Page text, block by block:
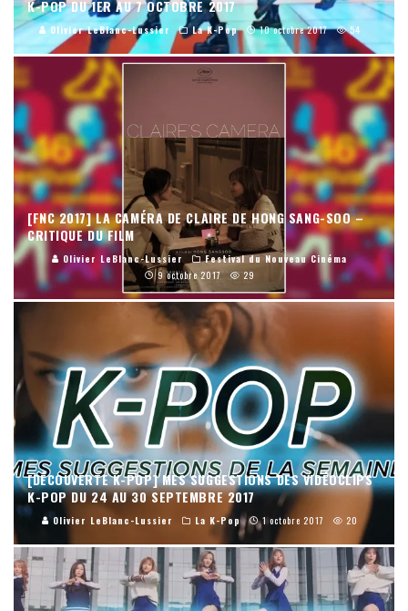
K-POP DU 1ER AU 7 OCTOBRE 2017
Olivier LeBlanc-Lussier La K-Pop 10 octobre 2017 54
[FNC 2017] LA CAMÉRA DE CLAIRE DE HONG SANG-SOO –
CRITIQUE DU FILM
Olivier LeBlanc-Lussier
Festival du Nouveau Cinéma
9 octobre 2017
29
[DÉCOUVERTE K-POP] MES SUGGESTIONS DES VIDÉOCLIPS
K-POP DU 24 AU 30 SEPTEMBRE 2017
Olivier LeBlanc-Lussier La K-Pop 1 octobre 2017 20